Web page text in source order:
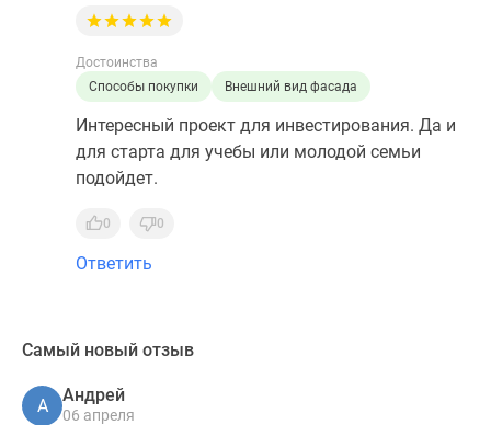
Достоинства
Способы покупки
Внешний вид фасада
Интересный проект для инвестирования. Да и
для старта для учебы или молодой семьи
подойдет.
0 0
Ответить
Самый новый отзыв
А
Андрей
06 апреля